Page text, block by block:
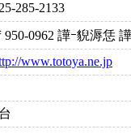
285-2133
950-0962 譁ｰ貎溽
www.totoya.ne.jp